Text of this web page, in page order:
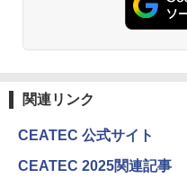
関連リンク
CEATEC 公式サイト
CEATEC 2025関連記事